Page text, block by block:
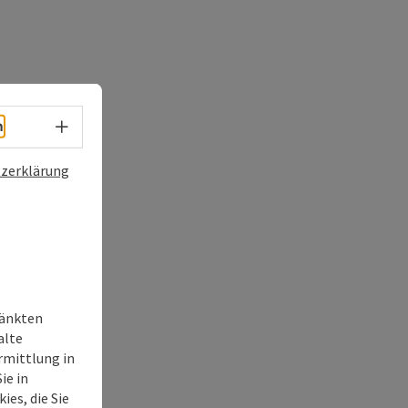
Sprachwahl - Menü öffnen
in
in
die Sie